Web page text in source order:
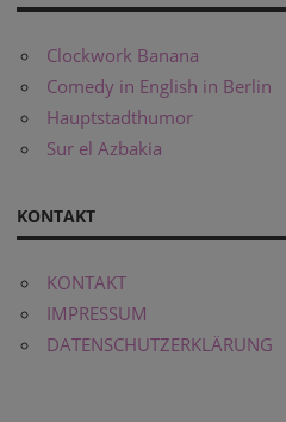
Clockwork Banana
Comedy in English in Berlin
Hauptstadthumor
Sur el Azbakia
KONTAKT
KONTAKT
IMPRESSUM
DATENSCHUTZERKLÄRUNG